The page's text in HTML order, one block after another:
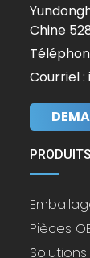
Chine
Courriel
PRODUITS
Pièces
Solutions